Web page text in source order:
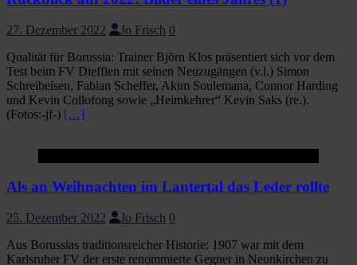
27. Dezember 2022 Jo Frisch 0
Qualität für Borussia: Trainer Björn Klos präsentiert sich vor dem
Test beim FV Diefflen mit seinen Neuzugängen (v.l.) Simon
Schreibeisen, Fabian Scheffer, Akim Soulemana, Connor Harding
und Kevin Collofong sowie „Heimkehrer“ Kevin Saks (re.).
(Fotos:-jf-) […]
Als an Weihnachten im Lantertal das Leder rollte
25. Dezember 2022 Jo Frisch 0
Aus Borussias traditionsreicher Historie: 1907 war mit dem
Karlsruher FV der erste renommierte Gegner in Neunkirchen zu